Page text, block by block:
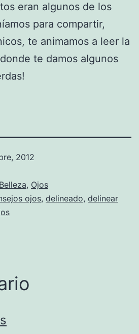
eran algunos de los
para compartir,
te animamos a leer la
te damos algunos
2012
Belleza, Ojos
ojos, delineado, delinear